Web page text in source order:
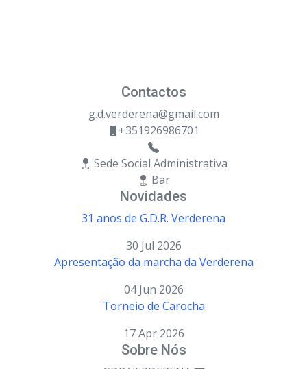
Contactos
g.d.verderena@gmail.com
+351926986701
Sede Social Administrativa
Bar
Novidades
31 anos de G.D.R. Verderena
30 Jul 2026
Apresentação da marcha da Verderena
04 Jun 2026
Torneio de Carocha
17 Apr 2026
Sobre Nós